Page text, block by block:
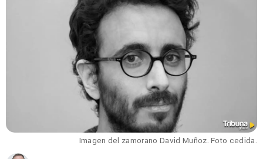
Imagen del zamorano David Muñoz. Foto cedida.